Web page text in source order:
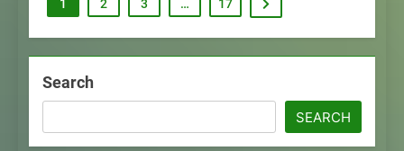
1 2 3 … 17
Search
SEARCH